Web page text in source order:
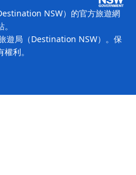
NSW）的官方旅遊網
。
遊局（Destination NSW）。保
權利。